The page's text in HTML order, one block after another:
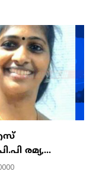
രമ്യ,...